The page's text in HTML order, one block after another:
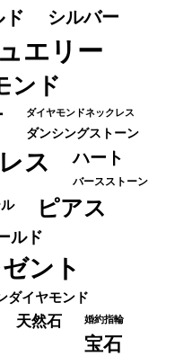
ド シルバー
エリー
ンド
ダイヤモンドネックレス
ダンシングストーン
ス ハート
バースストーン
ピアス
ルド
ント
ダイヤモンド
天然石 婚約指輪
宝石